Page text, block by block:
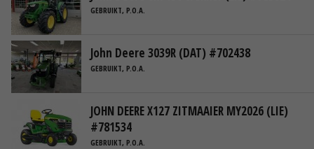
GEBRUIKT, P.O.A.
John Deere 3039R (DAT) #702438
GEBRUIKT, P.O.A.
JOHN DEERE X127 ZITMAAIER MY2026 (LIE)
#781534
GEBRUIKT, P.O.A.